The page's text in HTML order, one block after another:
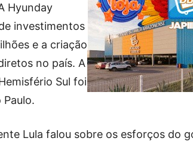
Hyunday
investimentos
e a criação
no país. A
Sul foi
Lula falou sobre os esforços do